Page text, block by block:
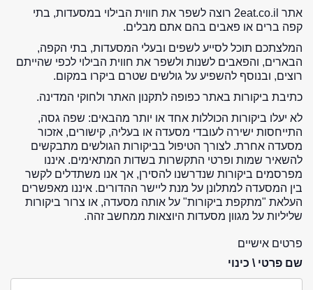
אתר 2eat.co.il רוצה לשפר את חווית הבילוי במסעדות, בתי
קפה ברים או פאבים בהם אתם מבלים.
המלצתכם תוכל לסייע לשפים ובעלי המסעדות, בתי הקפה,
הבארים, והפאבים לשנות ולשפר את חווית הבילוי לכפי שהייתם
רוצים, ובנוסף להשפיע על גולשים שטרם ביקרו במקום.
כתיבת ביקורות באתר כפופה לתקנון האתר ולחוקי המדינה.
לא יעלו ביקורות הכוללות אחד או יותר מהבאים: שפה גסה,
התייחסות ישירה לעובדי מסעדה או בעליה, קישורים, אזכור
מסעדה אחרת. לצורך הטיפול בביקורות הגולשים מתבקשים
להשאיר שמות ופרטי התקשרות בשדות המתאימים. איננו
מפרסמים ביקורות שנדרשנו להסירן, אך אנו משתדלים לקשר
בין המסעדה למתלונן על מנת ליישר ההדורים. איננו מאפשרים
העלאת "מתקפת ביקורות" על אותה מסעדה, או צרור ביקורות
שליליות על מגוון מסעדות היוצאות ממחשב זהה.
פרטים אישיים
שם פרטי \ כינוי